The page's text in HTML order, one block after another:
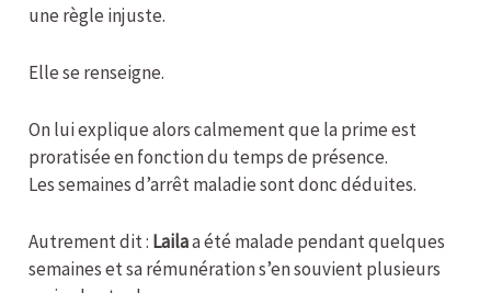
une règle injuste.
Elle se renseigne.
On lui explique alors calmement que la prime est
proratisée en fonction du temps de présence.
Les semaines d’arrêt maladie sont donc déduites.
Autrement dit : Lailaa été malade pendant quelques
semaines et sa rémunération s’en souvient plusieurs